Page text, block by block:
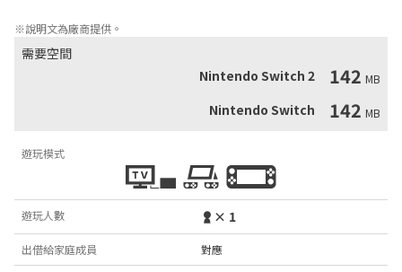
※說明文為廠商提供。
需要空間
Nintendo Switch 2
142 MB
Nintendo Switch 142 MB
遊玩模式
遊玩人數 × 1
出借給家庭成員 對應